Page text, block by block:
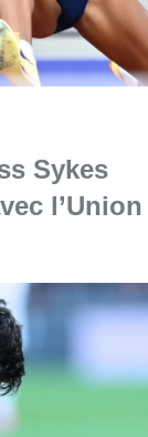
Pro League :